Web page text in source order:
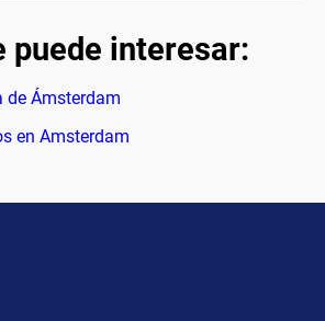
puede interesar:
de Ámsterdam
en Amsterdam